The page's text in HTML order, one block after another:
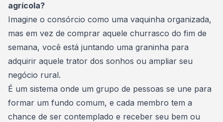
agrícola?
Imagine o consórcio como uma vaquinha organizada,
mas em vez de comprar aquele churrasco do fim de
semana, você está juntando uma graninha para
adquirir aquele trator dos sonhos ou ampliar seu
negócio rural.
É um sistema onde um grupo de pessoas se une para
formar um fundo comum, e cada membro tem a
chance de ser contemplado e receber seu bem ou